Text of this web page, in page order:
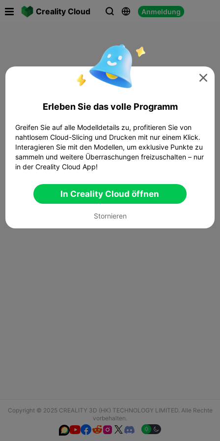
Creality Cloud   Anmeldung
Copyright © 2025 CREALITY 3D (HK) TECHNOLOGY LIMITED. Alle Rechte
vorbehalten.
  

Erleben Sie das volle Programm
Greifen Sie auf alle Modelldetails zu, profitieren Sie von
nahtlosem Cloud-Slicing und Drucken mit nur einem Klick.
Interagieren Sie mit den Modellen, um exklusive Punkte zu
sammeln und weitere Überraschungen freizuschalten – nur
in der Creality Cloud App!
In Creality Cloud öffnen
Stornieren